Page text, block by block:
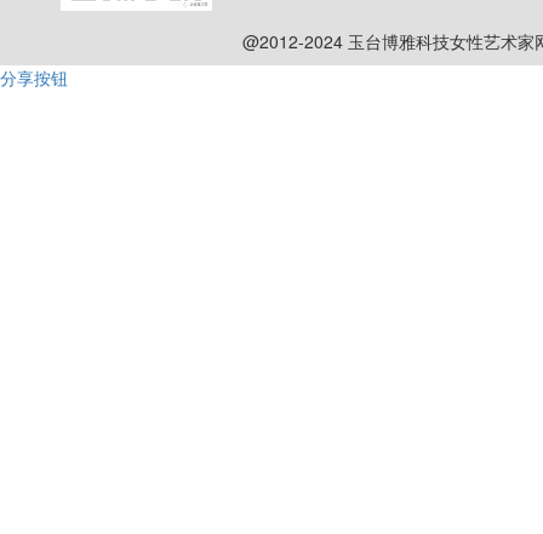
@2012-2024 玉台博雅科技女性艺术
分享按钮